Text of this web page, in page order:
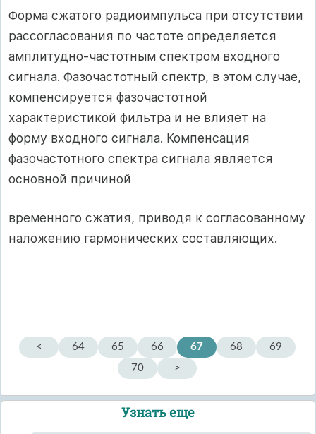
Форма сжатого радиоимпульса при отсутствии
рассогласования по частоте определяется
амплитудно-частотным спектром входного
сигнала. Фазочастотный спектр, в этом случае,
компенсируется фазочастотной
характеристикой фильтра и не влияет на
форму входного сигнала. Компенсация
фазочастотного спектра сигнала является
основной причиной
временного сжатия, приводя к согласованному
наложению гармонических составляющих.
< 64 65 66 67 68
69
70
>
Узнать еще